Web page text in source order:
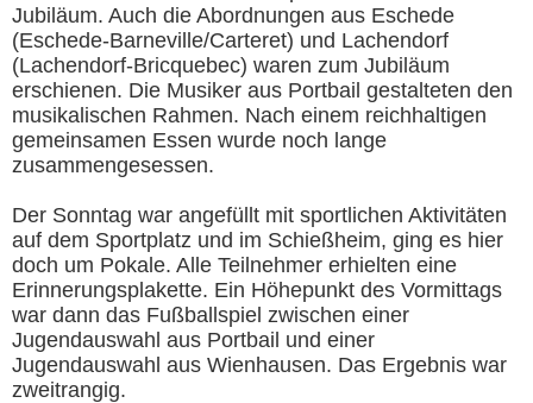
Jubiläum. Auch die Abordnungen aus Eschede
(Eschede-Barneville/Carteret) und Lachendorf
(Lachendorf-Bricquebec) waren zum Jubiläum
erschienen. Die Musiker aus Portbail gestalteten den
musikalischen Rahmen. Nach einem reichhaltigen
gemeinsamen Essen wurde noch lange
zusammengesessen.
Der Sonntag war angefüllt mit sportlichen Aktivitäten
auf dem Sportplatz und im Schießheim, ging es hier
doch um Pokale. Alle Teilnehmer erhielten eine
Erinnerungsplakette. Ein Höhepunkt des Vormittags
war dann das Fußballspiel zwischen einer
Jugendauswahl aus Portbail und einer
Jugendauswahl aus Wienhausen. Das Ergebnis war
zweitrangig.